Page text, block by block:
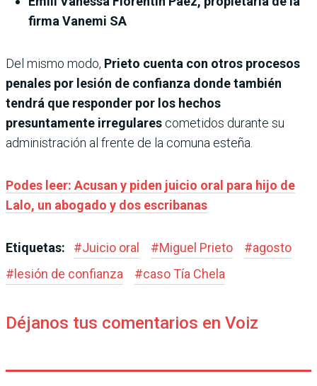
firma Vanemi SA
Del mismo modo, Prieto cuenta con otros procesos
penales por lesión de confianza donde también
tendrá que responder por los hechos
presuntamente irregulares cometidos durante su
administración al frente de la comuna esteña.
Podes leer: Acusan y piden juicio oral para hijo de
Lalo, un abogado y dos escribanas
Etiquetas: #Juicio oral #Miguel Prieto #agosto
# lesión de confianza #caso Tía Chela
Déjanos tus comentarios en Voiz